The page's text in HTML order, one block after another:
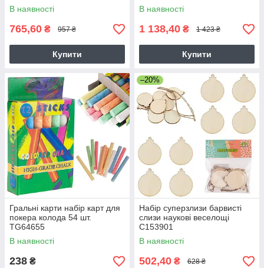
В наявності
765,60 ₴ 957 ₴
Купити
В наявності
1 138,40 ₴ 1 423 ₴
Купити
Гральні карти набір карт для
покера колода 54 шт.
TG64655
В наявності
238 ₴
–20%
Набір суперзлизи барвисті
слизи наукові веселощі
C153901
В наявності
502,40 ₴ 628 ₴